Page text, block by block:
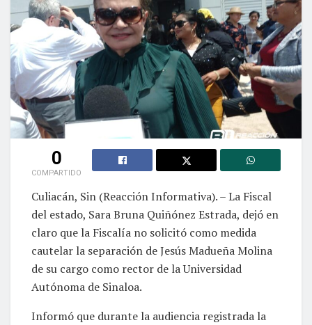
0
COMPARTIDO
Culiacán, Sin (Reacción Informativa). – La Fiscal
del estado, Sara Bruna Quiñónez Estrada, dejó en
claro que la Fiscalía no solicitó como medida
cautelar la separación de Jesús Madueña Molina
de su cargo como rector de la Universidad
Autónoma de Sinaloa.
Informó que durante la audiencia registrada la